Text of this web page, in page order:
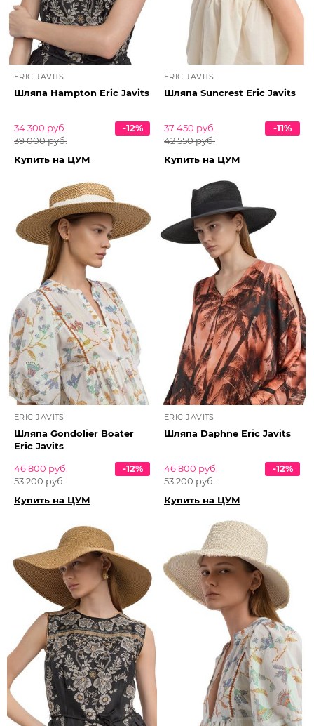
ERIC JAVITS
Шляпа Hampton Eric Javits
34 300 руб.
39 000 руб.
-12%
Купить на ЦУМ
ERIC JAVITS
Шляпа Suncrest Eric Javits
37 450 руб.
42 550 руб.
-11%
Купить на ЦУМ
ERIC JAVITS
Шляпа Gondolier Boater
Eric Javits
46 800 руб.
53 200 руб.
-12%
Купить на ЦУМ
ERIC JAVITS
Шляпа Daphne Eric Javits
46 800 руб.
53 200 руб.
-12%
Купить на ЦУМ